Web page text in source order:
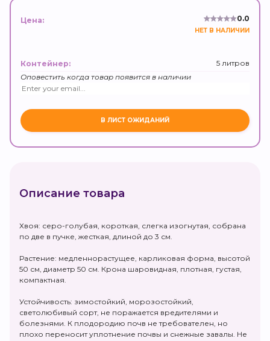
Цена: 0.0
НЕТ В НАЛИЧИИ
Контейнер:
5 литров
Оповестить когда товар появится в наличии
Описание товара
Хвоя: серо-голубая, короткая, слегка изогнутая, собрана
по две в пучке, жесткая, длиной до 3 см.
Растение: медленнорастущее, карликовая форма, высотой
50 см, диаметр 50 см. Крона шаровидная, плотная, густая,
компактная.
Устойчивость: зимостойкий, морозостойкий,
светолюбивый сорт, не поражается вредителями и
болезнями. К плодородию почв не требователен, но
плохо переносит уплотнение почвы и снежные завалы. Не